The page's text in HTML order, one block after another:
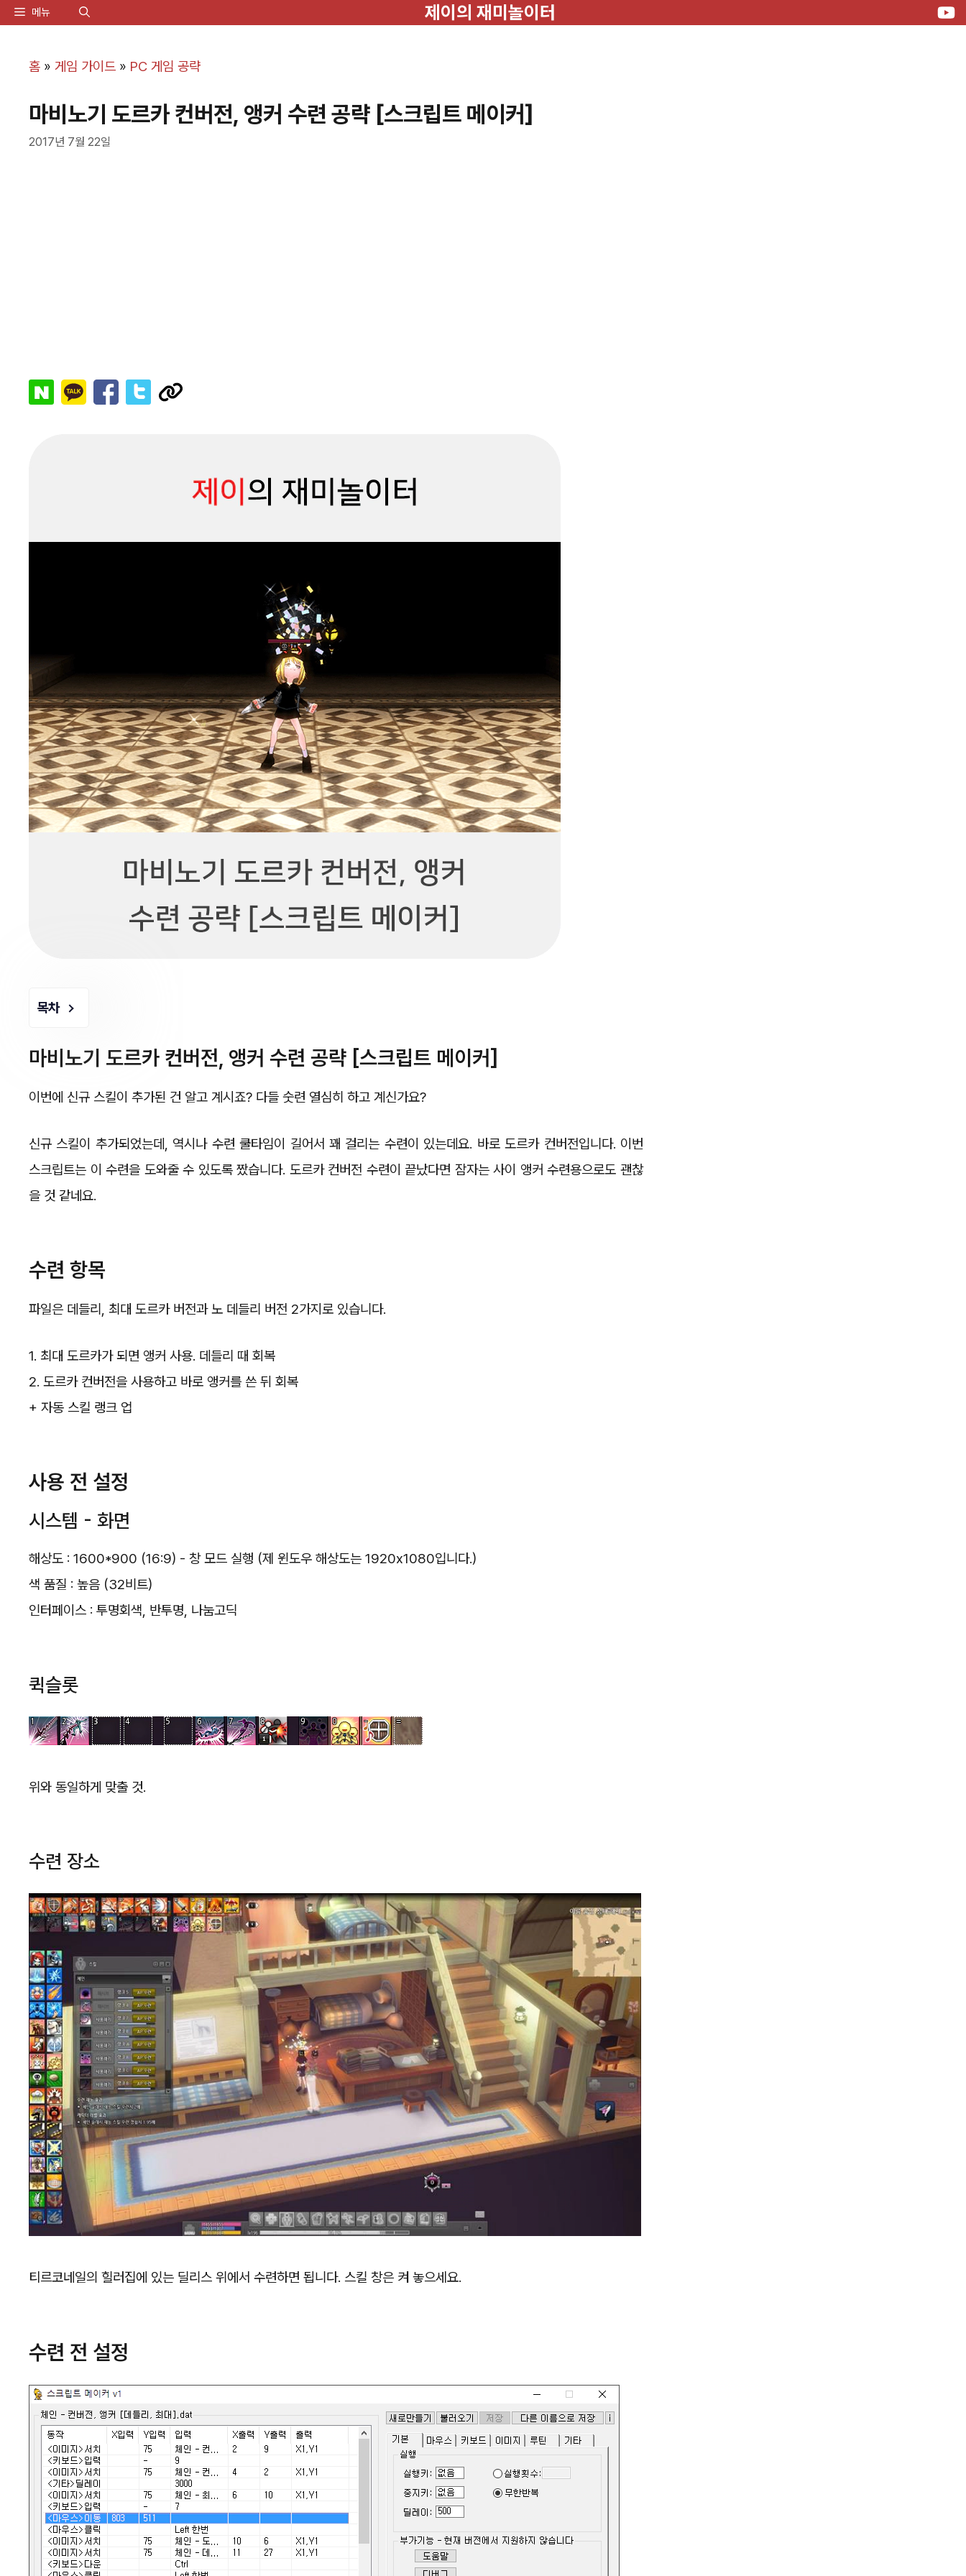
제이의 재미놀이터
메뉴
홈 » 게임 가이드 » PC 게임 공략
마비노기 도르카 컨버전, 앵커 수련 공략 [스크립트 메이커]
2017년 7월 22일
목차
마비노기 도르카 컨버전, 앵커 수련 공략 [스크립트 메이커]
이번에 신규 스킬이 추가된 건 알고 계시죠? 다들 숫련 열심히 하고 계신가요?
신규 스킬이 추가되었는데, 역시나 수련 쿨타임이 길어서 꽤 걸리는 수련이 있는데요. 바로 도르카 컨버전입니다. 이번
스크립트는 이 수련을 도와줄 수 있도록 짰습니다. 도르카 컨버전 수련이 끝났다면 잠자는 사이 앵커 수련용으로도 괜찮
을 것 같네요.
수련 항목
파일은 데들리, 최대 도르카 버전과 노 데들리 버전 2가지로 있습니다.
1. 최대 도르카가 되면 앵커 사용. 데들리 때 회복
2. 도르카 컨버전을 사용하고 바로 앵커를 쓴 뒤 회복
+ 자동 스킬 랭크 업
사용 전 설정
시스템 - 화면
해상도 : 1600*900 (16:9) - 창 모드 실행 (제 윈도우 해상도는 1920x1080입니다.)
색 품질 : 높음 (32비트)
인터페이스 : 투명회색, 반투명, 나눔고딕
퀵슬롯
위와 동일하게 맞출 것.
수련 장소
티르코네일의 힐러집에 있는 딜리스 위에서 수련하면 됩니다. 스킬 창은 켜 놓으세요.
수련 전 설정